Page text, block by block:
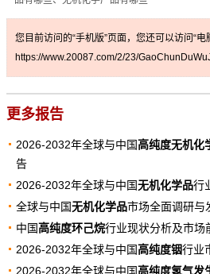
您目前访问的“手机版”页面，您还可以访问“电
https://www.20087.com/2/23/
更多报告
2026-2032年全球与中国高纯度无机化
告
2026-2032年全球与中国无机化学品行
全球与中国无机化学品市场全面调研与
中国高纯度环己烷行业现状分析及市场
2026-2032年全球与中国高纯度铟行业
2026-2032年全球与中国高纯度氢气发